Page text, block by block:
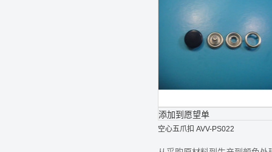
添加到愿望单
空心五爪扣 AVV-PS022